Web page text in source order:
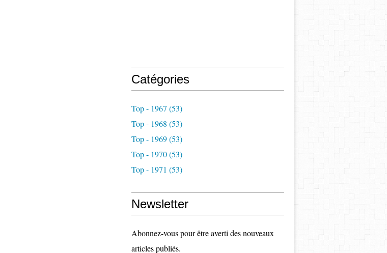
Catégories
Top - 1967 (53)
Top - 1968 (53)
Top - 1969(53)
Top - 1970(53)
Top - 1971 (53)
Newsletter
Abonnez-vous pour être averti des nouveaux
articles publiés.